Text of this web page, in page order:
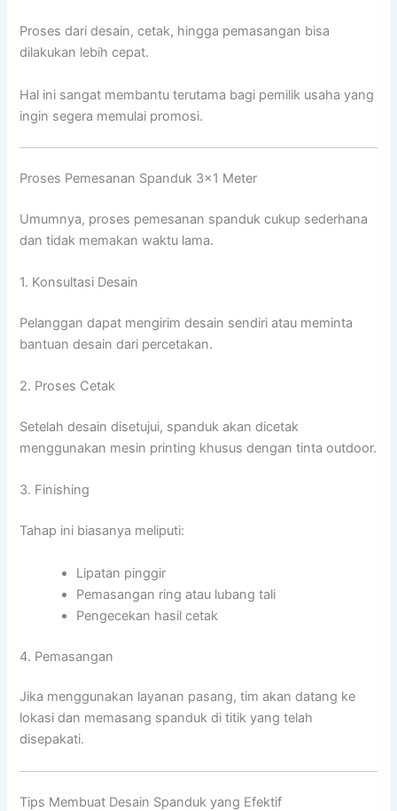
Proses dari desain, cetak, hingga pemasangan bisa
dilakukan lebih cepat.
Hal ini sangat membantu terutama bagi pemilik usaha yang
ingin segera memulai promosi.
Proses Pemesanan Spanduk 3×1 Meter
Umumnya, proses pemesanan spanduk cukup sederhana
dan tidak memakan waktu lama.
1. Konsultasi Desain
Pelanggan dapat mengirim desain sendiri atau meminta
bantuan desain dari percetakan.
2. Proses Cetak
Setelah desain disetujui, spanduk akan dicetak
menggunakan mesin printing khusus dengan tinta outdoor.
3. Finishing
Tahap ini biasanya meliputi:
Lipatan pinggir
Pemasangan ring atau lubang tali
Pengecekan hasil cetak
4. Pemasangan
Jika menggunakan layanan pasang, tim akan datang ke
lokasi dan memasang spanduk di titik yang telah
disepakati.
Tips Membuat Desain Spanduk yang Efektif